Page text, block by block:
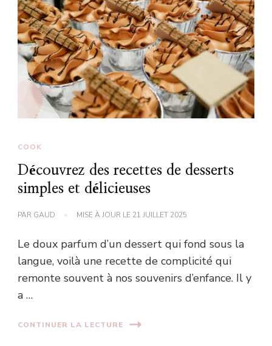
COOK
Découvrez des recettes de desserts
simples et délicieuses
PAR GAUD MISE À JOUR LE 21 JUILLET 2025
Le doux parfum d’un dessert qui fond sous la
langue, voilà une recette de complicité qui
remonte souvent à nos souvenirs d’enfance. Il y
a …
CONTINUER LA LECTURE